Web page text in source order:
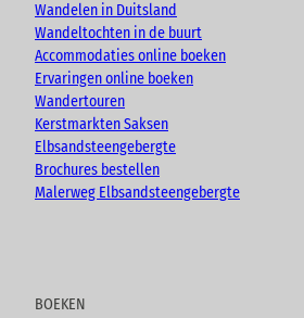
k
a
m
Wandelen in Duitsland
Wandeltochten in de buurt
Accommodaties online boeken
Ervaringen online boeken
Wandertouren
Kerstmarkten Saksen
Elbsandsteengebergte
Brochures bestellen
Malerweg Elbsandsteengebergte
BOEKEN